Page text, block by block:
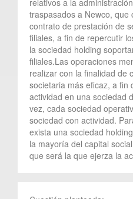
traspasados a Newco, que
contrato de prestación de
filiales, a fin de repercutir
la sociedad holding
filiales.Las operaciones
realizar con la finalidad de
societaria más eficaz, a fin
actividad en una sociedad
vez, cada sociedad
sociedad con actividad.
exista una sociedad
la mayoría del capital
que será la que ejerza la